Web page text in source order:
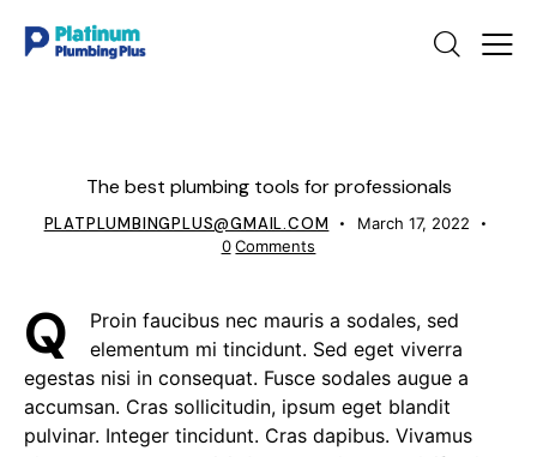
The best plumbing tools for professionals
PLATPLUMBINGPLUS@GMAIL.COM
March 17, 2022
0 Comments
Q
Proin faucibus nec mauris a sodales, sed
elementum mi tincidunt. Sed eget viverra
egestas nisi in consequat. Fusce sodales augue a
accumsan. Cras sollicitudin, ipsum eget blandit
pulvinar. Integer tincidunt. Cras dapibus. Vivamus